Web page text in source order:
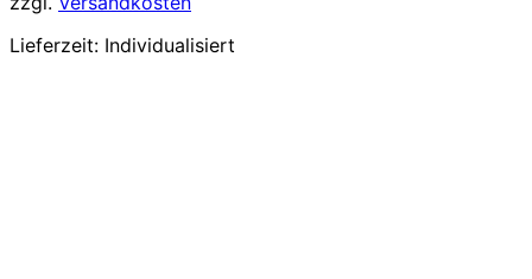
Lieferzeit: Individualisiert